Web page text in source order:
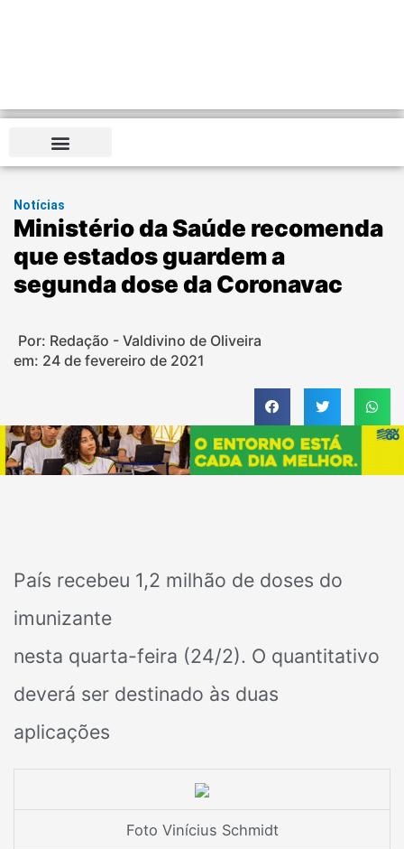
Notícias
Ministério da Saúde recomenda
que estados guardem a
segunda dose da Coronavac
Por: Redação - Valdivino de Oliveira
em: 24 de fevereiro de 2021
País recebeu 1,2 milhão de doses do
imunizante
nesta quarta-feira (24/2). O quantitativo
deverá ser destinado às duas
aplicações
Foto Vinícius Schmidt